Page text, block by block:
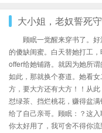
大小姐，老奴誓死
顾眠一觉醒来穿书了。
的傻缺闺蜜。白天替她打工
offer给她铺路。就因为她所
如此，那就换个赛道。她看
方，要大方还有大方！！从此
怼绿茶、挡烂桃花，赚得盆
给了自己亲哥。顾眠：？这
你太好用了，我可舍不得你